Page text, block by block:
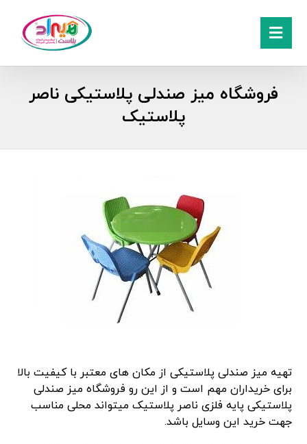
فروشگاه میز صندلی پلاستیکی ناصر
پلاستیک
تهیه میز صندلی پلاستیکی از مکان های معتبر با کیفیت بالا
برای خریداران مهم است و از این رو فروشگاه میز صندلی
پلاستیکی پایه فلزی ناصر پلاستیک میتواند محلی مناسب
جهت خرید این وسایل باشد.